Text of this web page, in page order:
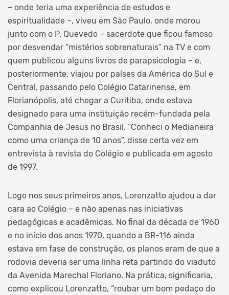
– onde teria uma experiência de estudos e
espiritualidade –, viveu em São Paulo, onde morou
junto com o P. Quevedo – sacerdote que ficou famoso
por desvendar “mistérios sobrenaturais” na TV e com
quem publicou alguns livros de parapsicologia – e,
posteriormente, viajou por países da América do Sul e
Central, passando pelo Colégio Catarinense, em
Florianópolis, até chegar a Curitiba, onde estava
designado para uma instituição recém-fundada pela
Companhia de Jesus no Brasil. “Conheci o Medianeira
como uma criança de 10 anos”, disse certa vez em
entrevista à revista do Colégio e publicada em agosto
de 1997.
Logo nos seus primeiros anos, Lorenzatto ajudou a dar
cara ao Colégio – e não apenas nas iniciativas
pedagógicas e acadêmicas. No final da década de 1960
e no início dos anos 1970, quando a BR-116 ainda
estava em fase de construção, os planos eram de que a
rodovia deveria ser uma linha reta partindo do viaduto
da Avenida Marechal Floriano. Na prática, significaria,
como explicou Lorenzatto, “roubar um bom pedaço do